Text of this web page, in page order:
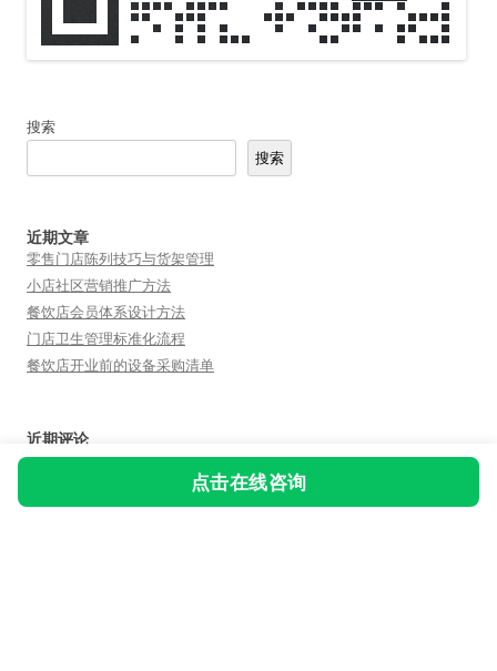
搜索
搜索
近期文章
零售门店陈列技巧与货架管理
小店社区营销推广方法
餐饮店会员体系设计方法
门店卫生管理标准化流程
餐饮店开业前的设备采购清单
近期评论
您尚未收到任何评论。
点击在线咨询